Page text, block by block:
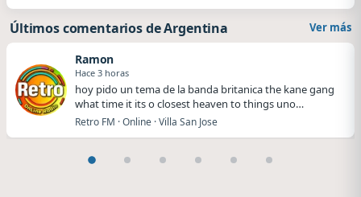
Últimos comentarios de Argentina Ver más
Ramon
Hace 3 horas
hoy pido un tema de la banda britanica the kane gang
what time it its o closest heaven to things uno…
Retro FM · Online · Villa San Jose